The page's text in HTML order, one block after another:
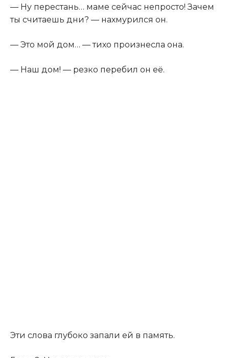
— Ну перестань… маме сейчас непросто! Зачем
ты считаешь дни? — нахмурился он.
— Это мой дом… — тихо произнесла она.
— Наш дом! — резко перебил он её.
Эти слова глубоко запали ей в память.